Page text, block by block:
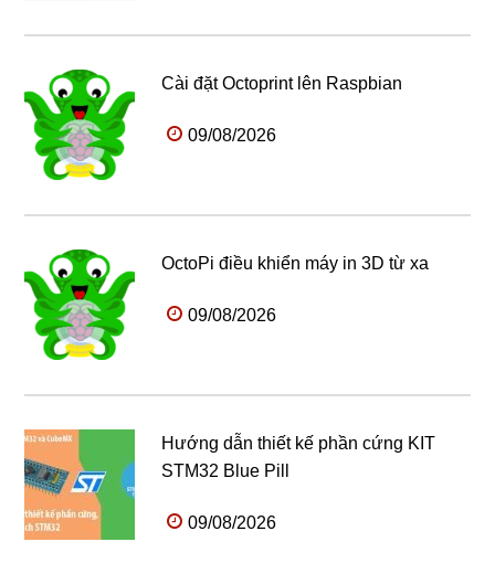
Cài đặt Octoprint lên Raspbian
09/08/2026
OctoPi điều khiển máy in 3D từ xa
09/08/2026
Hướng dẫn thiết kế phần cứng KIT
STM32 Blue Pill
09/08/2026